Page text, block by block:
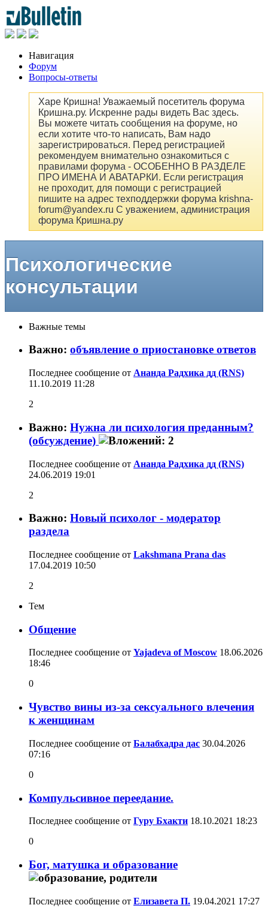
Навигация
Форум
Вопросы-ответы
Харе Кришна! Уважаемый посетитель форума
Кришна.ру. Искренне рады видеть Вас здесь.
Вы можете читать сообщения на форуме, но
если хотите что-то написать, Вам надо
зарегистрироваться. Перед регистрацией
рекомендуем внимательно ознакомиться с
правилами форума - ОСОБЕННО В РАЗДЕЛЕ
ПРО ИМЕНА И АВАТАРКИ. Если регистрация
не проходит, для помощи с регистрацией
пишите на адрес техподдержки форума krishna-
forum@yandex.ru С уважением, администрация
форума Кришна.ру
Психологические
консультации
Важные темы
Важно: объявление о приостановке ответов
Последнее сообщение от Ананда Радхика дд (RNS)
11.10.2019 11:28
2
Важно: Нужна ли психология преданным?
(обсуждение)
Последнее сообщение от Ананда Радхика дд (RNS)
24.06.2019 19:01
2
Важно: Новый психолог - модератор
раздела
Последнее сообщение от Lakshmana Prana das
17.04.2019 10:50
2
Тем
Общение
Последнее сообщение от Yajadeva of Moscow 18.06.2026
18:46
0
Чувство вины из-за сексуального влечения
к женщинам
Последнее сообщение от Балабхадра дас 30.04.2026
07:16
0
Компульсивное переедание.
Последнее сообщение от Гуру Бхакти 18.10.2021 18:23
0
Бог, матушка и образование
Последнее сообщение от Елизавета П. 19.04.2021 17:27